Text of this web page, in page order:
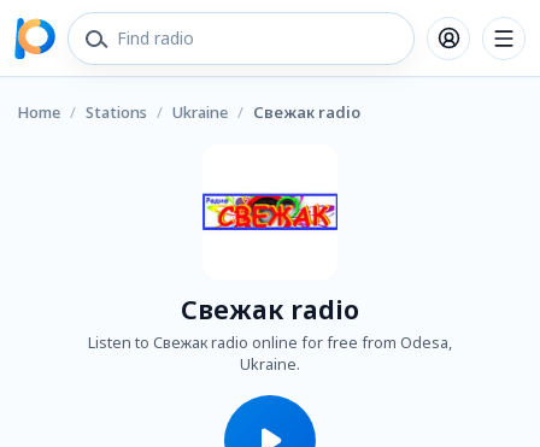
Home / Stations / Ukraine / Свежак radio
Свежак radio
Listen to Свежак radio online for free from Odesa,
Ukraine.